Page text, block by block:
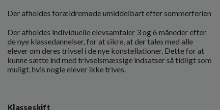
Der afholdes forældremøde umiddelbart efter sommerferien
Der afholdes individuelle elevsamtaler 3 og 6 måneder efter
de nye klassedannelser, for at sikre, at der tales med alle
elever om deres trivsel i de nye konstellationer. Dette for at
kunne sætte ind med trivselsmæssige indsatser så tidligt som
muligt, hvis nogle elever ikke trives.
Klasseskift